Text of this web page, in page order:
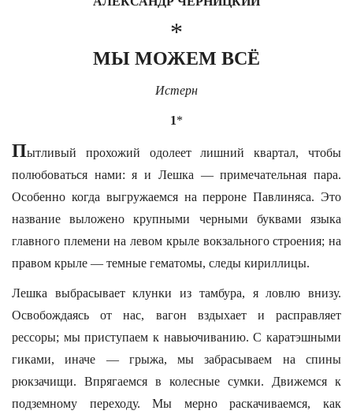
*
МЫ МОЖЕМ ВСЁ
Истерн
1*
Пытливый прохожий одолеет лишний квартал, чтобы
полюбоваться нами: я и Лешка — примечательная пара.
Особенно когда выгружаемся на перроне Павлиняса. Это
название выложено крупными черными буквами языка
главного племени на левом крыле вокзального строения; на
правом крыле — темные гематомы, следы кириллицы.
Лешка выбрасывает клунки из тамбура, я ловлю внизу.
Освобождаясь от нас, вагон вздыхает и расправляет
рессоры; мы приступаем к навьючиванию. С каратэшными
гиками, иначе — грыжа, мы забрасываем на спины
рюкзачищи. Впрягаемся в колесные сумки. Движемся к
подземному переходу. Мы мерно раскачиваемся, как